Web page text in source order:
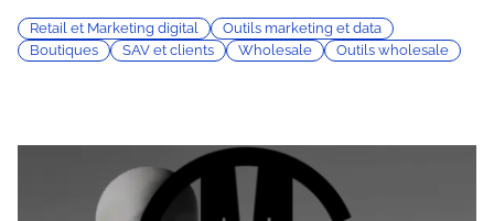
Retail et Marketing digital
Outils marketing et data
Boutiques
SAV et clients Wholesale Outils wholesale